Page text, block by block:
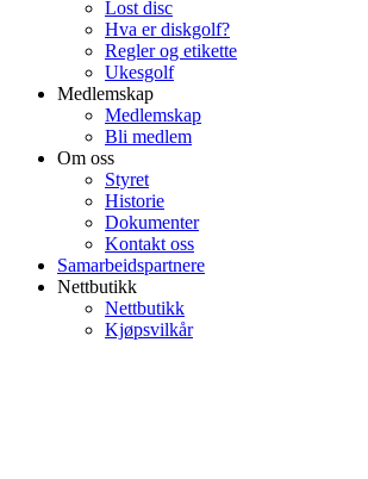
Lost disc
Hva er diskgolf?
Regler og etikette
Ukesgolf
Medlemskap
Medlemskap
Bli medlem
Om oss
Styret
Historie
Dokumenter
Kontakt oss
Samarbeidspartnere
Nettbutikk
Nettbutikk
Kjøpsvilkår